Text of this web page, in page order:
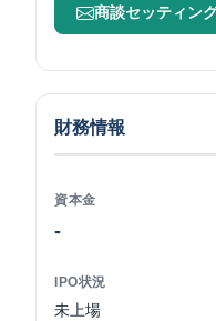
商談セッティン
財務情報
資本金
-
IPO状況
未上場